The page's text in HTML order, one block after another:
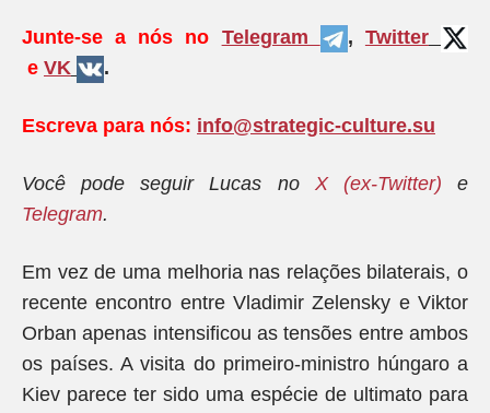
Junte-se a nós no Telegram , Twitter
e VK .
Escreva para nós: info@strategic-culture.su
Você pode seguir Lucas no X (ex-Twitter) e
Telegram.
Em vez de uma melhoria nas relações bilaterais, o
recente encontro entre Vladimir Zelensky e Viktor
Orban apenas intensificou as tensões entre ambos
os países. A visita do primeiro-ministro húngaro a
Kiev parece ter sido uma espécie de ultimato para